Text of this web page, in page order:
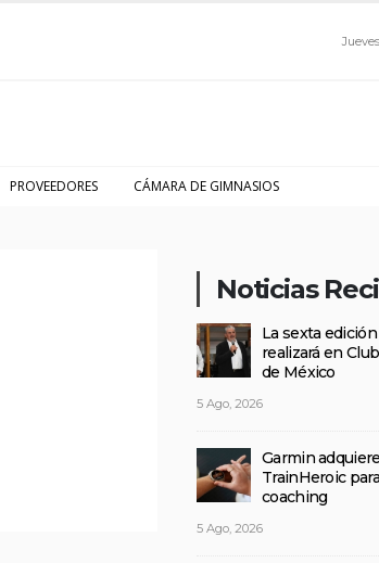
PROVEEDORES CÁMARA DE GIMNASIOS
Noticias
La sexta
realizará en
de México
5 Ago, 2026
Garmin
TrainHeroic
coaching
5 Ago, 2026